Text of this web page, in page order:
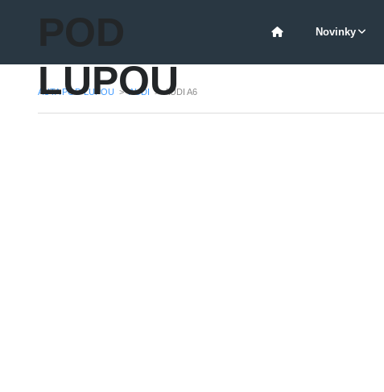
POD
LUPOU
Novinky
AUTA POD LUPOU > AUDI > AUDI A6